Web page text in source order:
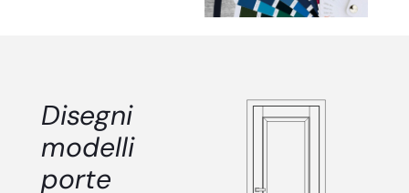
Disegni
modelli
porte